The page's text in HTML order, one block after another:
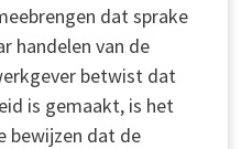
dat sprake
handelen van de
betwist dat
is gemaakt, is het
bewijzen dat de